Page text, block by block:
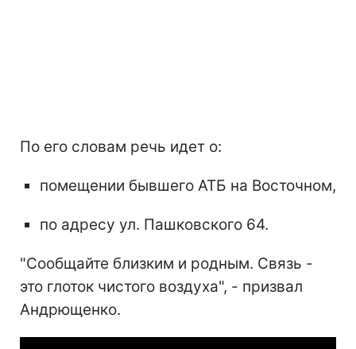
По его словам речь идет о:
помещении бывшего АТБ на Восточном,
по адресу ул. Пашковского 64.
"Сообщайте близким и родным. Связь -
это глоток чистого воздуха", - призвал
Андрющенко.